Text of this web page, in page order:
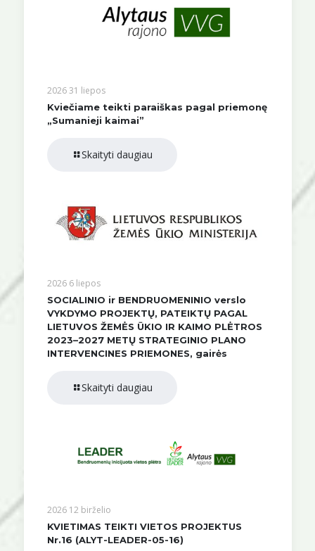
2026 31 liepos
Kviečiame teikti paraiškas pagal priemonę
„Sumanieji kaimai”
Skaityti daugiau
2026 6 liepos
SOCIALINIO ir BENDRUOMENINIO verslo
VYKDYMO PROJEKTŲ, PATEIKTŲ PAGAL
LIETUVOS ŽEMĖS ŪKIO IR KAIMO PLĖTROS
2023–2027 METŲ STRATEGINIO PLANO
INTERVENCINES PRIEMONES, gairės
Skaityti daugiau
2026 12 birželio
KVIETIMAS TEIKTI VIETOS PROJEKTUS
Nr.16 (ALYT-LEADER-05-16)